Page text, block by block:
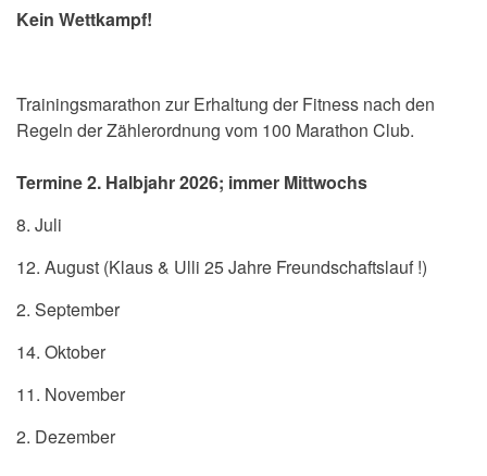
Kein Wettkampf!
Trainingsmarathon zur Erhaltung der Fitness nach den
Regeln der Zählerordnung vom 100 Marathon Club.
Termine 2. Halbjahr 2026; immer Mittwochs
8. Juli
12. August (Klaus & Ulli 25 Jahre Freundschaftslauf !)
2. September
14. Oktober
11. November
2. Dezember